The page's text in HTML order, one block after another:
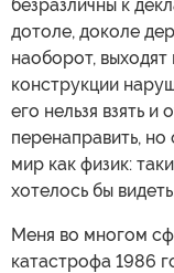
безразличны к
дотоле, доколе
наоборот, выходят
конструкции
его нельзя взять
перенаправить, но
мир как физик:
хотелось бы видеть.
Меня во многом
катастрофа 1986